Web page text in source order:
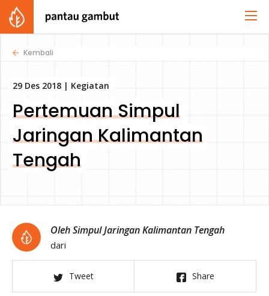
Kembali
29 Des 2018 | Kegiatan
Pertemuan Simpul
Jaringan Kalimantan
Tengah
Oleh Simpul Jaringan Kalimantan Tengah
dari
Tweet Share